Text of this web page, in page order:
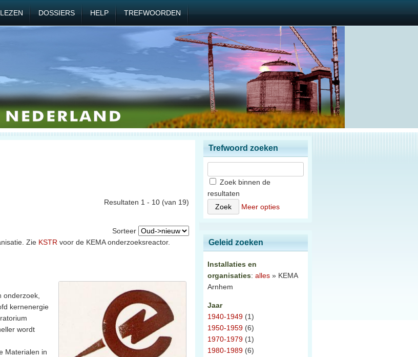
DOSSIERS HELP TREFWOORDEN
Resultaten 1 - 10 (van 19)
Sorteer
Zie KSTR voor de KEMA onderzoeksreactor.
onderzoek,
kernenergie
wordt
Materialen in
Trefwoord zoeken
Zoek binnen de
resultaten
Meer opties
Geleid zoeken
Installaties en
organisaties: alles » KEMA
Arnhem
Jaar
1940-1949 (1)
1950-1959 (6)
1970-1979 (1)
1980-1989 (6)